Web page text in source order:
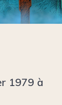
1979 à